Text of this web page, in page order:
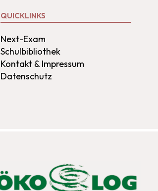
QUICKLINKS
Next-Exam
Schulbibliothek
Kontakt & Impressum
Datenschutz